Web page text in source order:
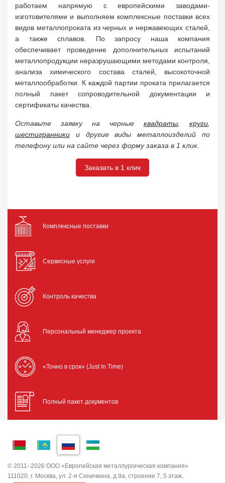
работаем напрямую с европейскими заводами-
изготовителями и выполняем комплексные поставки всех
видов металлопроката из черных и нержавеющих сталей,
а также сплавов. По запросу наша компания
обеспечивает проведение дополнительных испытаний
металлопродукции неразрушающими методами контроля,
анализа химического состава сталей, высокоточной
металлообработки. К каждой партии проката прилагается
полный пакет сопроводительной документации и
сертификаты качества.
Оставьте заявку на черные квадраты круги
шестигранники и другие виды металлоизделий по
телефону или на сайте через форму заказа в 1 клик.
Заказать в 1 клик
Комплексные поставки
Сервисные услуги
Контроль качества
Персональный менеджер проекта
«Точно в срок» (Just In Time)
Полный пакет документов
© 2011–2026 ООО «Европейская металлургическая компания»
111020, г. Москва, ул. 2-я Синичкина, д.9а, строение 7, 5 этаж,